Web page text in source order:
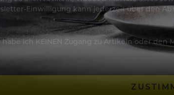
Einwilligung kann jederzeit über den
ich KEINEN Zugang zu Artikeln oder